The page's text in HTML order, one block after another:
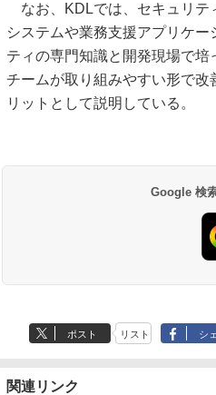
なお、KDLでは、セキュリテ
システムや業務支援アプリケ
ティの専門知識と開発現場で
チームが取り組みやすい形で改
リットとして説明している。
Google 検
ポスト リスト シ
関連リンク